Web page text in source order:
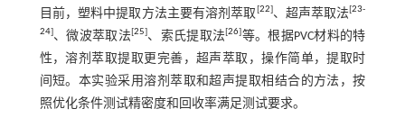
目前，塑料中提取方法主要有溶剂萃取 [22]、超声萃取法[23-
24]、微波萃取法[25]、索氏提取法[26]等。根据PVC材料的特
性，溶剂萃取提取更完善，超声萃取，操作简单，提取时
间短。本实验采用溶剂萃取和超声提取相结合的方法，按
照优化条件测试精密度和回收率满足测试要求。